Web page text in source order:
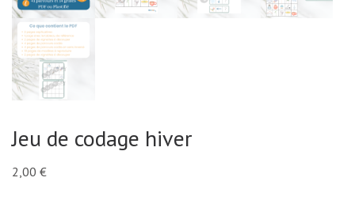
Jeu de codage hiver
2,00 €